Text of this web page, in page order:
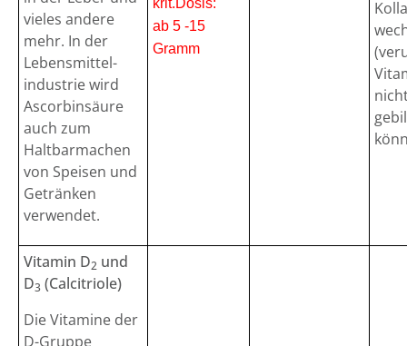
vieles andere
mehr. In der
Lebensmittel-
industrie wird
Ascorbinsäure
auch zum
Haltbarmachen
von Speisen und
Getränken
verwendet.
krit.Dosis:
ab 5 -15
Gramm
Vitamin D2 und
D3 (Calcitriole)
Die Vitamine der
D-Gruppe